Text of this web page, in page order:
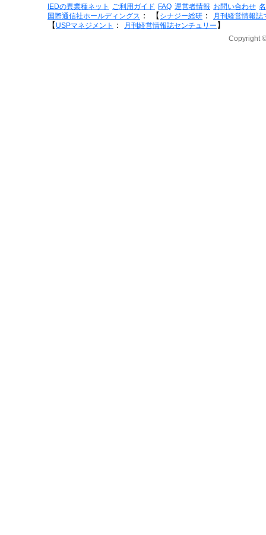
IEDの異業種ネット ご利用ガイド FAQ 運営者情報 お問い合わせ
国際通信社ホールディングス ： 【 シナジー総研 ： 月刊経営情報誌
【 USPマネジメント ： 月刊経営情報誌センチュリー 】
Copyright